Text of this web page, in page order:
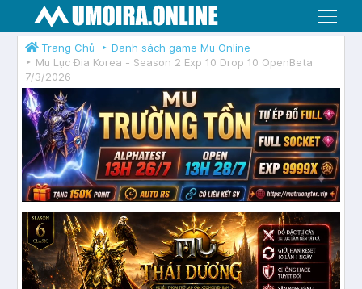
Menu
Trang Chủ
Danh sách game Mu Online
Mu Lục Địa Korea - Season 2 Exp 10 Drop 10 OpenBeta
7/3/2026